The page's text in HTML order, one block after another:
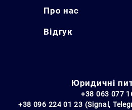
Про нас
Відгук
Юридичні
+38 063 077
+38 096 224 01 23 (Signal,